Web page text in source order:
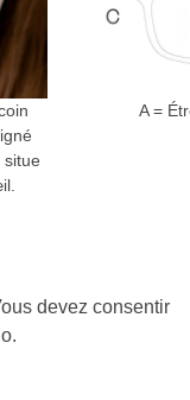
A =
devez consentir